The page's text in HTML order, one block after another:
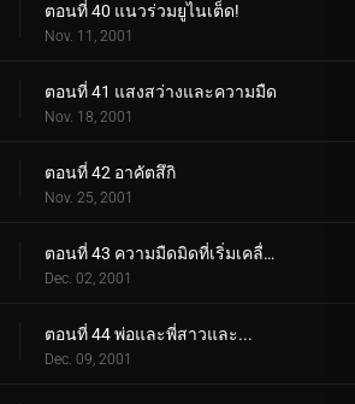
ตอนที่ 40 แนวร่วมยูไนเต็ด!
Nov. 11, 2001
ตอนที่ 41 แสงสว่างและความมืด
Nov. 18, 2001
ตอนที่ 42 อาคัตสึกิ
Nov. 25, 2001
ตอนที่ 43 ความมืดมิดที่เริ่มเคลื่อนไหว
Dec. 02, 2001
ตอนที่ 44 พ่อและพี่สาวและ...
Dec. 09, 2001